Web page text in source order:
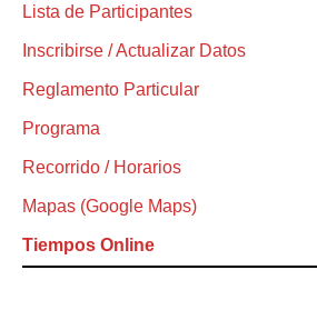
Lista de Participantes
Inscribirse / Actualizar Datos
Reglamento Particular
Programa
Recorrido / Horarios
Mapas (Google Maps)
Tiempos Online